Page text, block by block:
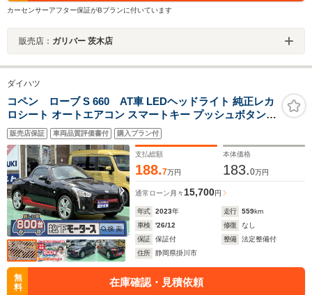
カーセンサーアフター保証がBプランに付いています
販売店： ガリバー 茨木店
ダイハツ
コペン ローブ S 660 AT車 LEDヘッドライト 純正レカ
ロシート オートエアコン スマートキー プッシュボタンス
タート 純正アルミホイール
販売店保証 車両品質評価書付 購入プラン付
支払総額
188.7万円
本体価格
183.0万円
通常ローン 月々 15,700円
年式 2023年 走行 559km
車検
'26/12 修復
なし
保証
保証付 整備
法定整備付
住所
静岡県掛川市
無
料
在庫確認・見積依頼